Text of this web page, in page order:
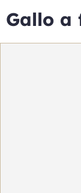
Gallo a